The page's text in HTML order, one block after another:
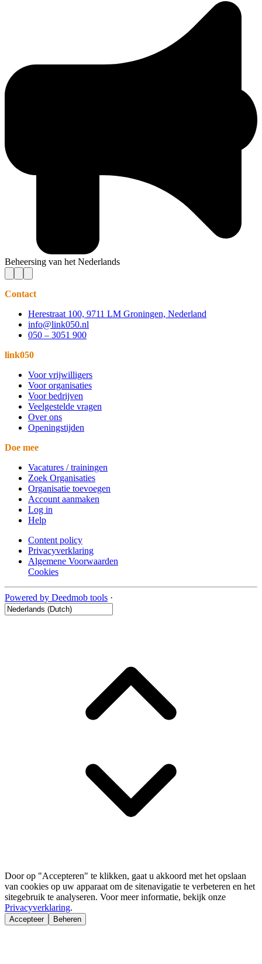
Beheersing van het Nederlands
Contact
Herestraat 100, 9711 LM Groningen, Nederland
info@link050.nl
050 – 3051 900
link050
Voor vrijwilligers
Voor organisaties
Voor bedrijven
Veelgestelde vragen
Over ons
Openingstijden
Doe mee
Vacatures / trainingen
Zoek Organisaties
Organisatie toevoegen
Account aanmaken
Log in
Help
Content policy
Privacyverklaring
Algemene Voorwaarden
Cookies
Powered by Deedmob tools ·
Door op "Accepteren" te klikken, gaat u akkoord met het opslaan
van cookies op uw apparaat om de sitenavigatie te verbeteren en het
sitegebruik te analyseren. Voor meer informatie, bekijk onze
Privacyverklaring.
Accepteer Beheren